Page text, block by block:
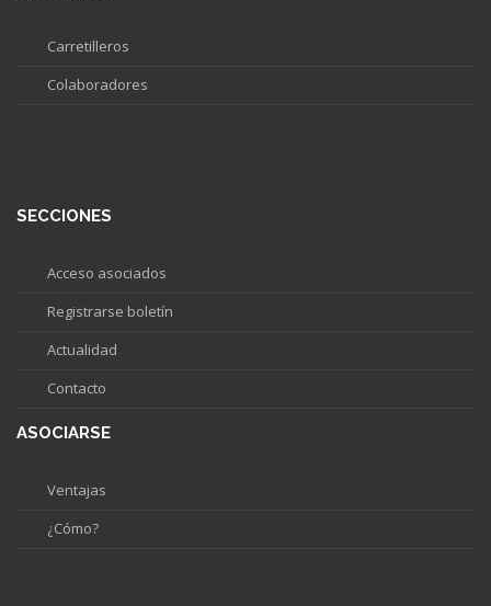
Carretilleros
Colaboradores
SECCIONES
Acceso asociados
Registrarse boletín
Actualidad
Contacto
ASOCIARSE
Ventajas
¿Cómo?